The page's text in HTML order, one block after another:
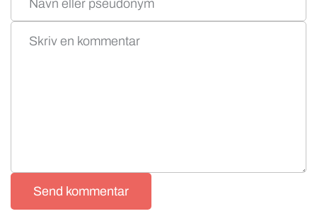
Send kommentar